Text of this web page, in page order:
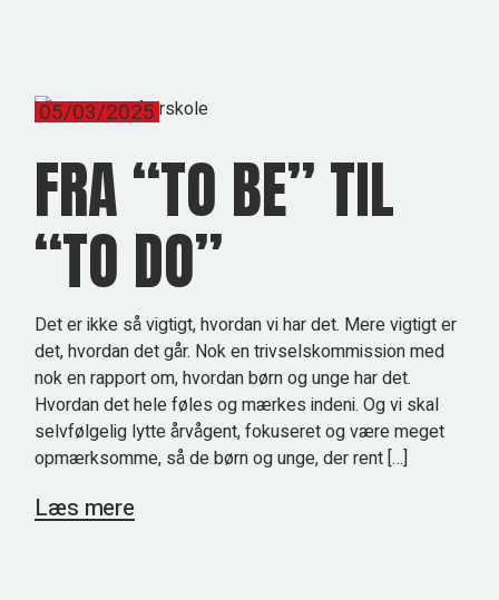
05/03/2025
FRA “TO BE” TIL
“TO DO”
Det er ikke så vigtigt, hvordan vi har det. Mere vigtigt er
det, hvordan det går. Nok en trivselskommission med
nok en rapport om, hvordan børn og unge har det.
Hvordan det hele føles og mærkes indeni. Og vi skal
selvfølgelig lytte årvågent, fokuseret og være meget
opmærksomme, så de børn og unge, der rent […]
Læs mere